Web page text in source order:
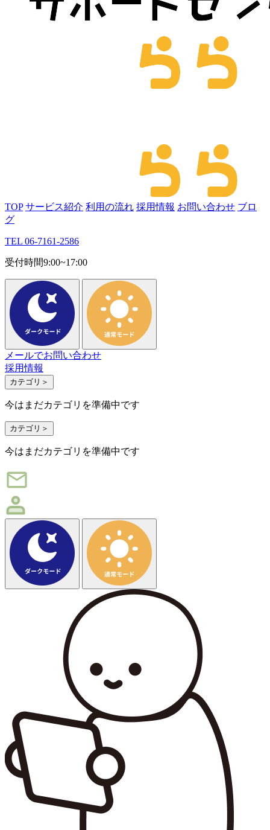
TOP サービス紹介 利用の流れ 採用情報 お問い合わせ ブロ
グ
TEL 06-7161-2586
受付時間9:00~17:00
メ ールでお問い合わせ
採用情報
カテゴリ ＞
今はまだカテゴリを準備中です
カテゴリ ＞
今はまだカテゴリを準備中です